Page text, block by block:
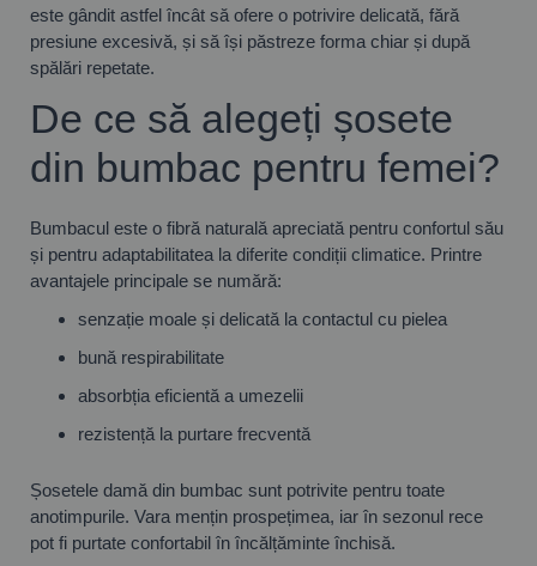
este gândit astfel încât să ofere o potrivire delicată, fără
presiune excesivă, și să își păstreze forma chiar și după
spălări repetate.
De ce să alegeți șosete
din bumbac pentru femei?
Bumbacul este o fibră naturală apreciată pentru confortul său
și pentru adaptabilitatea la diferite condiții climatice. Printre
avantajele principale se numără:
senzație moale și delicată la contactul cu pielea
bună respirabilitate
absorbția eficientă a umezelii
rezistență la purtare frecventă
Șosetele damă din bumbac sunt potrivite pentru toate
anotimpurile. Vara mențin prospețimea, iar în sezonul rece
pot fi purtate confortabil în încălțăminte închisă.